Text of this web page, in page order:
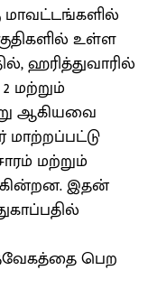
மாவட்டங்களில்
உள்ள
ஹரித்துவாரில்
மற்றும்
ஆகியவை
மற்றும்
இதன்
பெற